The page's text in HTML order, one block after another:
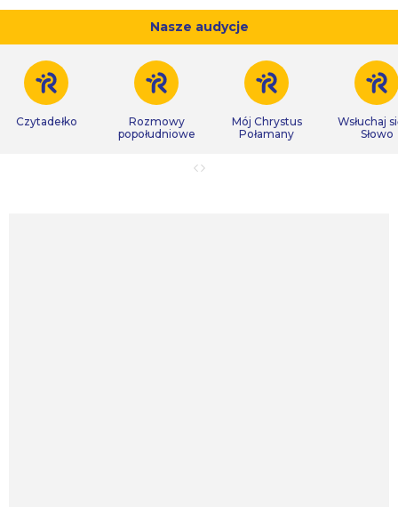
Nasze audycje
Czytadełko
Rozmowy
popołudniowe
Mój Chrystus
Połamany
Wsłuchaj
Słowo